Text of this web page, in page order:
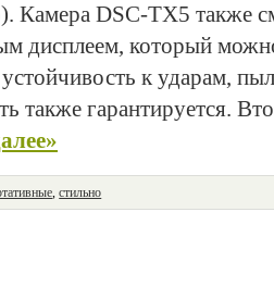
Камера DSC-TX5 также
дисплеем, который
к ударам,
также гарантируется.
,стильно